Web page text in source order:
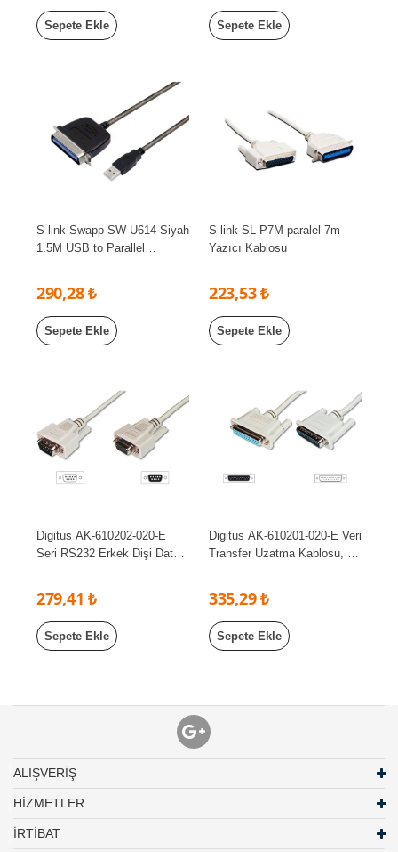
Sepete Ekle Sepete Ekle
S-link Swapp SW-U614 Siyah
1.5M USB to Parallel
290,28 ₺
Sepete Ekle
S-link SL-P7M paralel 7m
Yazıcı Kablosu
223,53 ₺
Sepete Ekle
Digitus AK-610202-020-E
Seri RS232 Erkek Dişi Data
279,41 ₺
Sepete Ekle
Digitus AK-610201-020-E Veri
Transfer Uzatma Kablosu, D-
Tek Kat Zırhlı, Nikel Kaplama
335,29 ₺
Sepete Ekle
ALIŞVERİŞ
HİZMETLER
İRTİBAT